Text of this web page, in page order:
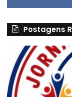
Postagens